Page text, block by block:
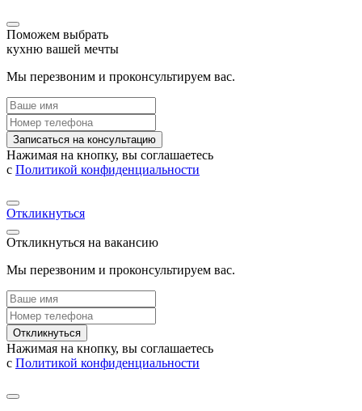
Поможем выбрать
кухню вашей мечты
Мы перезвоним и проконсультируем вас.
Записаться на консультацию
Нажимая на кнопку, вы соглашаетесь
с Политикой конфиденциальности
Откликнуться
Откликнуться на вакансию
Мы перезвоним и проконсультируем вас.
Откликнуться
Нажимая на кнопку, вы соглашаетесь
с Политикой конфиденциальности